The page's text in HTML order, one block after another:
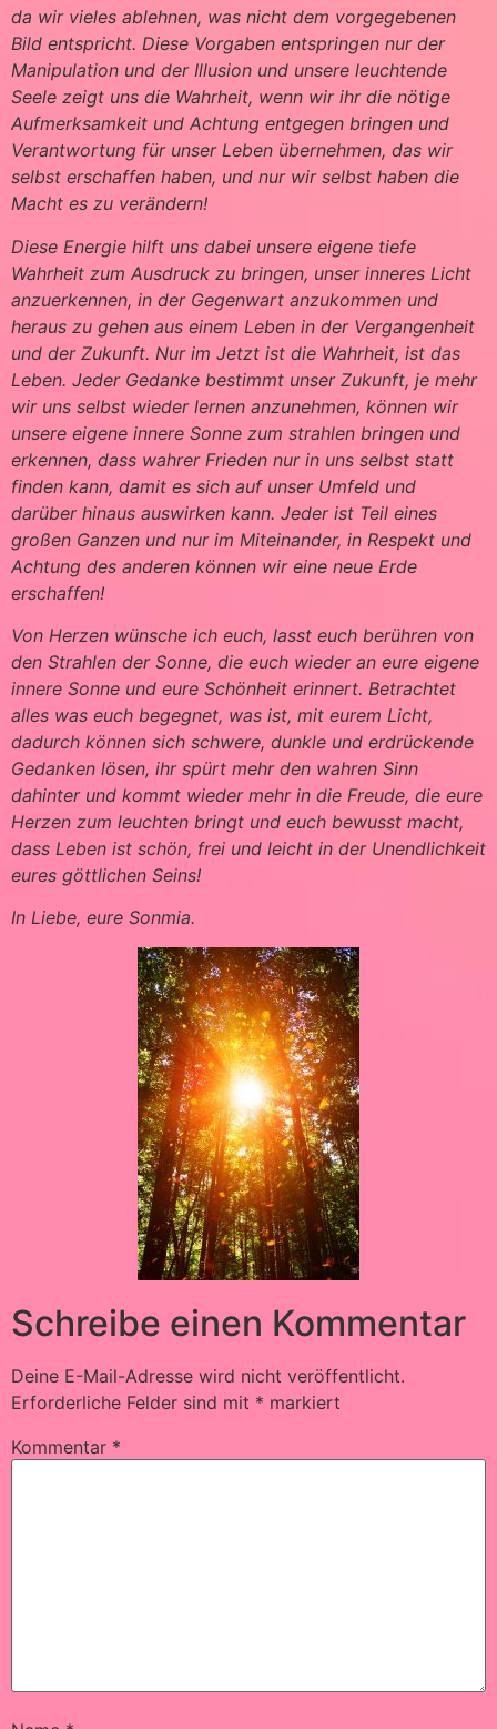
da wir vieles ablehnen, was nicht dem vorgegebenen
Bild entspricht. Diese Vorgaben entspringen nur der
Manipulation und der Illusion und unsere leuchtende
Seele zeigt uns die Wahrheit, wenn wir ihr die nötige
Aufmerksamkeit und Achtung entgegen bringen und
Verantwortung für unser Leben übernehmen, das wir
selbst erschaffen haben, und nur wir selbst haben die
Macht es zu verändern!
Diese Energie hilft uns dabei unsere eigene tiefe
Wahrheit zum Ausdruck zu bringen, unser inneres Licht
anzuerkennen, in der Gegenwart anzukommen und
heraus zu gehen aus einem Leben in der Vergangenheit
und der Zukunft. Nur im Jetzt ist die Wahrheit, ist das
Leben. Jeder Gedanke bestimmt unser Zukunft, je mehr
wir uns selbst wieder lernen anzunehmen, können wir
unsere eigene innere Sonne zum strahlen bringen und
erkennen, dass wahrer Frieden nur in uns selbst statt
finden kann, damit es sich auf unser Umfeld und
darüber hinaus auswirken kann. Jeder ist Teil eines
großen Ganzen und nur im Miteinander, in Respekt und
Achtung des anderen können wir eine neue Erde
erschaffen!
Von Herzen wünsche ich euch, lasst euch berühren von
den Strahlen der Sonne, die euch wieder an eure eigene
innere Sonne und eure Schönheit erinnert. Betrachtet
alles was euch begegnet, was ist, mit eurem Licht,
dadurch können sich schwere, dunkle und erdrückende
Gedanken lösen, ihr spürt mehr den wahren Sinn
dahinter und kommt wieder mehr in die Freude, die eure
Herzen zum leuchten bringt und euch bewusst macht,
dass Leben ist schön, frei und leicht in der Unendlichkeit
eures göttlichen Seins!
In Liebe, eure Sonmia.
Schreibe einen Kommentar
Deine E-Mail-Adresse wird nicht veröffentlicht.
Erforderliche Felder sind mit * markiert
Kommentar *